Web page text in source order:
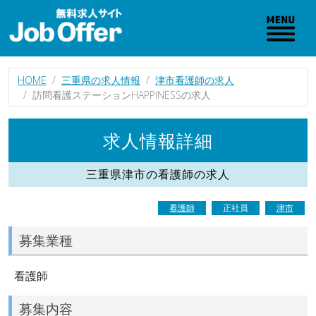
HOME 三重県の求人情報
津市看護師の求人
訪問看護ステーションHAPPINESSの求人
求人情報詳細
三重県津市の看護師の求人
看護師 正社員 津市
募集業種
看護師
募集内容